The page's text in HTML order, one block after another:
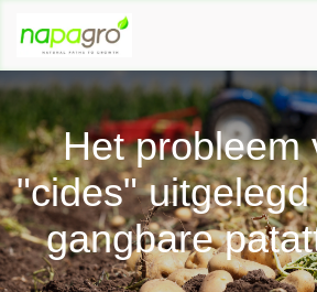
Het probleem
"cides"
gangbare